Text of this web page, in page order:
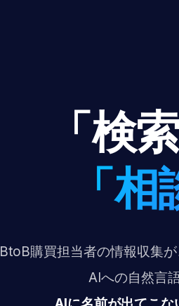
「検
「
BtoB購買担当者の情報収集
AIへの自然言